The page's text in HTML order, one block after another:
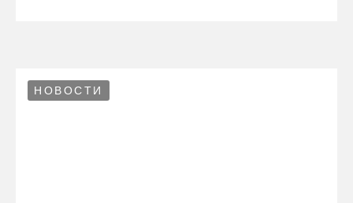
НОВОСТИ